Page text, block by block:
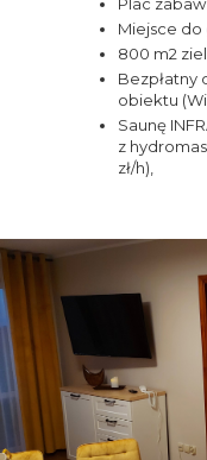
Miejsce do
800 m2
Bezpłatny
obiektu
Saunę
z
zł/h),